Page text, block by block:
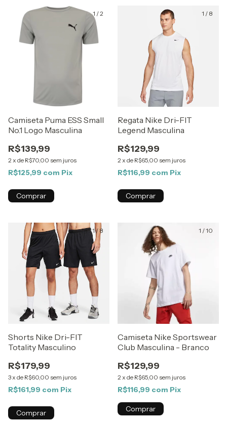
1 /2
Camiseta Puma ESS Small
No.1 Logo Masculina
R$139,99
2 x de R$70,00 sem juros
R$125,99 com Pix
Comprar
1 / 8
Regata Nike Dri-FIT
Legend Masculina
R$129,99
2 x de R$65,00 sem juros
R$116,99 com Pix
Comprar
1/ 8
Shorts Nike Dri-FIT
Totality Masculino
R$179,99
3 x de R$60,00 sem juros
R$161,99 com Pix
Comprar
1 /10
Camiseta Nike Sportswear
Club Masculina - Branco
R$129,99
2 x de R$65,00 sem juros
R$116,99 com Pix
Comprar